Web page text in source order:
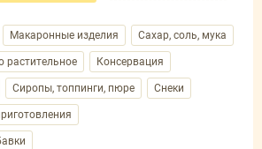
Макаронные изделия Сахар, соль, мука
растительное Консервация
Сиропы, топпинги, пюре Снеки